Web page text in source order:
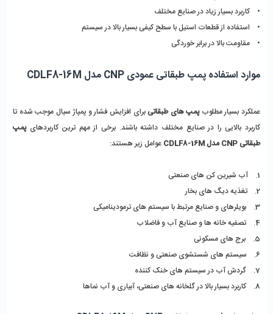
•    کاربرد بسیار زیاد در صنایع مختلف
•    استفاده از قطعات استیل با سطح کیفی بسیار بالا در سیستم
•    مقاومت بالا در برابر خوردگی
موارد استفاده پمپ طبقاتی عمودی CNP مدل CDLF8-16M
عملکرد بسیار مطلوب پمپ های طبقاتی
کاربرد بالایی را در صنایع مختلف داشته باشند. برخی از مهم ترین کاربردهای
طبقاتی CNP مدل CDLF8-16M
عوامل زیر هستند:
1.    آب شیرین کن های صنعتی
2.    تغذیه دیگ های بخار
3.    بویلرهای و صنایع مرتبط با سیستم های ترمودینامیکی
4.    تصفیه خانه ها و صنایع آب و فاضلاب
5.    برج های مسکونی
6.    سیستم های شستشوی صنعتی و نظافت
7.    گردش آب در سیستم های خنک کننده
8.    کاربرد بسیار بالا در گلخانه های صنعتی، آبیاری و آب نماها